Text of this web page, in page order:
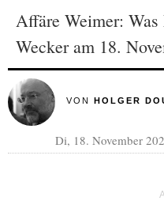
Affäre Weimer:
Wecker am 18.
VON HOLGER
Di, 18. November